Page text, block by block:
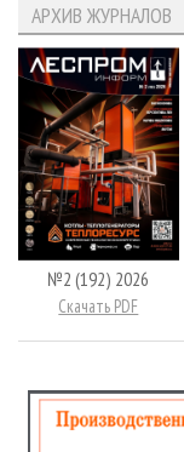
АРХИВ ЖУРНАЛОВ
№2 (192) 2026
Скачать PDF